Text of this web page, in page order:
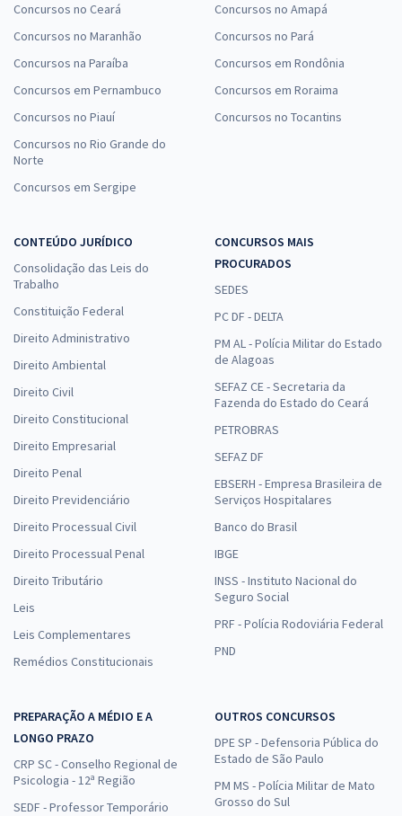
Concursos no Ceará
Concursos no Maranhão
Concursos na Paraíba
Concursos em Pernambuco
Concursos no Piauí
Concursos no Rio Grande do
Norte
Concursos em Sergipe
Concursos no Amapá
Concursos no Pará
Concursos em Rondônia
Concursos em Roraima
Concursos no Tocantins
CONTEÚDO JURÍDICO
Consolidação das Leis do
Trabalho
Constituição Federal
Direito Administrativo
Direito Ambiental
Direito Civil
Direito Constitucional
Direito Empresarial
Direito Penal
Direito Previdenciário
Direito Processual Civil
Direito Processual Penal
Direito Tributário
Leis
Leis Complementares
Remédios Constitucionais
CONCURSOS MAIS
PROCURADOS
SEDES
PC DF - DELTA
PM AL - Polícia Militar do Estado
de Alagoas
SEFAZ CE - Secretaria da
Fazenda do Estado do Ceará
PETROBRAS
SEFAZ DF
EBSERH - Empresa Brasileira de
Serviços Hospitalares
Banco do Brasil
IBGE
INSS - Instituto Nacional do
Seguro Social
PRF - Polícia Rodoviária Federal
PND
PREPARAÇÃO A MÉDIO E A
LONGO PRAZO
CRP SC - Conselho Regional de
Psicologia - 12ª Região
SEDF - Professor Temporário
OUTROS CONCURSOS
DPE SP - Defensoria Pública do
Estado de São Paulo
PM MS - Polícia Militar de Mato
Grosso do Sul